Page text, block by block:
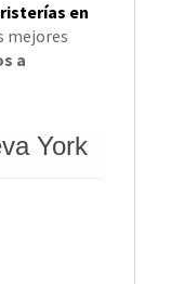
en
mejores
a
York